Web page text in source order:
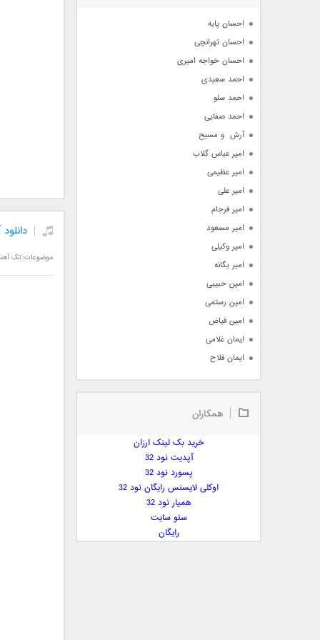
موضوعات:تک
احسان پایه
احسان تهرانچی
احسان خواجه امیری
احمد سعیدی
احمد سلو
احمد صفایی
آرش  و مسیح
امیر عباس گلاب
امیر عظیمی
امیر علی
امیر فرجام
امیر مسعود
امیر وکیلی
امیر یگانه
امین حبیبی
امین رستمی
امین فیاض
ایمان غلامی
ایمان فلاح
بابک جهانبخش
بابک مافی
بهنام صفوی
پارسا چیلیک
همکاران
خرید بک لینک ارزان
آپدیت نود 32
پسورد نود 32
اوکلی لایسنس رایگان نود 32
همیار نود 32
سئو سایت
رایگان